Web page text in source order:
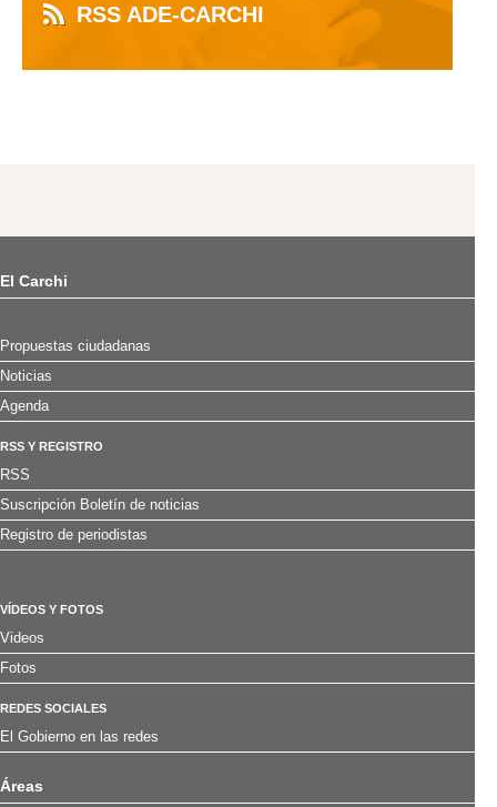
RSS ADE-CARCHI
El Carchi
Propuestas ciudadanas
Noticias
Agenda
RSS Y REGISTRO
RSS
Suscripción Boletín de noticias
Registro de periodistas
VÍDEOS Y FOTOS
Videos
Fotos
REDES SOCIALES
El Gobierno en las redes
Áreas